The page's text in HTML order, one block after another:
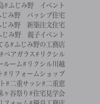
#ふじみ野 イベント
じみ野 パッシブ住宅
じみ野 新築注文住宅
じみ野 親子イベント
る #ふじみ野の工務店
#ペアガラス #リクシル
ルーム #リクシル川越
#リフォームショップ
#二重サッシ#二重窓
ヶ谷祭り #住宅見学会